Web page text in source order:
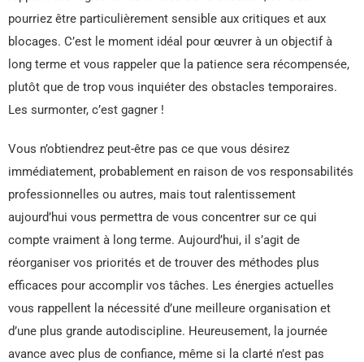
pourriez être particulièrement sensible aux critiques et aux
blocages. C’est le moment idéal pour œuvrer à un objectif à
long terme et vous rappeler que la patience sera récompensée,
plutôt que de trop vous inquiéter des obstacles temporaires.
Les surmonter, c’est gagner !
Vous n’obtiendrez peut-être pas ce que vous désirez
immédiatement, probablement en raison de vos responsabilités
professionnelles ou autres, mais tout ralentissement
aujourd’hui vous permettra de vous concentrer sur ce qui
compte vraiment à long terme. Aujourd’hui, il s’agit de
réorganiser vos priorités et de trouver des méthodes plus
efficaces pour accomplir vos tâches. Les énergies actuelles
vous rappellent la nécessité d’une meilleure organisation et
d’une plus grande autodiscipline. Heureusement, la journée
avance avec plus de confiance, même si la clarté n’est pas